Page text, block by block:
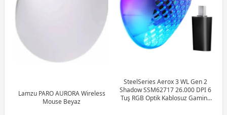
Lamzu PARO AURORA Wireless
Mouse Beyaz
SteelSeries Aerox 3 WL Gen 2
Shadow SSM62717 26.000 DPI 6
Tuş RGB Optik Kablosuz Gaming